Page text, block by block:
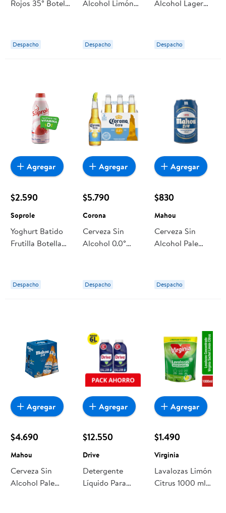
Rojos 35° Botella
Despacho
Alcohol Limón
Despacho
Alcohol Lager
Despacho
$2.590
Soprole
Yoghurt Batido
Frutilla Botella
Despacho
Agregar
$5.790
Corona
Cerveza Sin
Alcohol 0.0°
Despacho
Agregar
$830
Mahou
Cerveza Sin
Alcohol Pale
Despacho
Agregar
$4.690
Mahou
Cerveza Sin
Alcohol Pale
Agregar
$12.550
Drive
Detergente
Líquido Para
Agregar
$1.490
Virginia
Lavalozas Limón
Citrus 1000 ml
Agregar